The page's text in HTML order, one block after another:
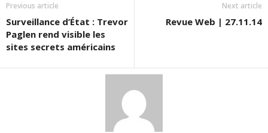
Previous article
Surveillance d’État : Trevor
Paglen rend visible les
sites secrets américains
Next article
Revue Web | 27.11.14